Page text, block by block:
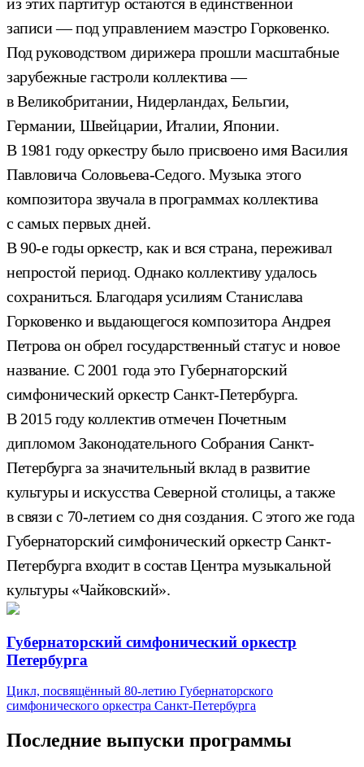
записи — под управлением маэстро Горковенко.
Под руководством дирижера прошли масштабные
зарубежные гастроли коллектива —
в Великобритании, Нидерландах, Бельгии,
Германии, Швейцарии, Италии, Японии.
В 1981 году оркестру было присвоено имя Василия
Павловича Соловьева-Седого. Музыка этого
композитора звучала в программах коллектива
с самых первых дней.
В 90-е годы оркестр, как и вся страна, переживал
непростой период. Однако коллективу удалось
сохраниться. Благодаря усилиям Станислава
Горковенко и выдающегося композитора Андрея
Петрова он обрел государственный статус и новое
название. С 2001 года это Губернаторский
симфонический оркестр Санкт-Петербурга.
В 2015 году коллектив отмечен Почетным
дипломом Законодательного Собрания Санкт-
Петербурга за значительный вклад в развитие
культуры и искусства Северной столицы, а также
в связи с 70-летием со дня создания. С этого же года
Губернаторский симфонический оркестр Санкт-
Петербурга входит в состав Центра музыкальной
культуры «Чайковский».
Губернаторский симфонический оркестр
Петербурга
Цикл, посвящённый 80-летию Губернаторского
симфонического оркестра Санкт-Петербурга
Последние выпуски программы